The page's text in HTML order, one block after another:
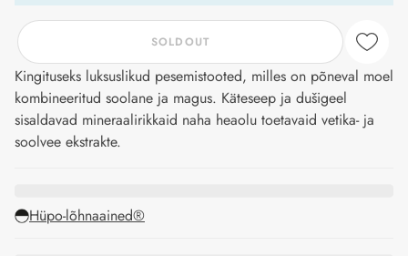
SOLDOUT
Kingituseks luksuslikud pesemistooted, milles on põneval moel
kombineeritud soolane ja magus. Käteseep ja dušigeel
sisaldavad mineraalirikkaid naha heaolu toetavaid vetika- ja
soolvee ekstrakte.
Hüpo-lõhnaained®